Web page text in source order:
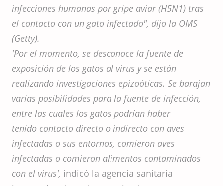
infecciones humanas por gripe aviar (H5N1) tras
el contacto con un gato infectado", dijo la OMS
(Getty).
'Por el momento, se desconoce la fuente de
exposición de los gatos al virus y se están
realizando investigaciones epizoóticas. Se barajan
varias posibilidades para la fuente de infección,
entre las cuales los gatos podrían haber
tenido contacto directo o indirecto con aves
infectadas o sus entornos, comieron aves
infectadas o comieron alimentos contaminados
con el virus', indicó la agencia sanitaria